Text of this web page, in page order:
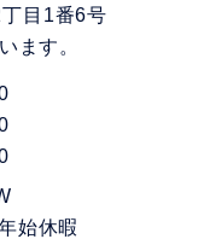
目1番6号
ます。
始休暇